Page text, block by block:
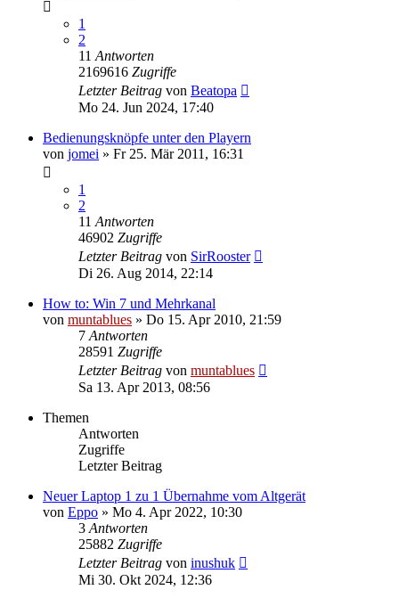
1
2
11 Antworten
2169616 Zugriffe
Letzter Beitrag von Beatopa
Mo 24. Jun 2024, 17:40
Bedienungsknöpfe unter den Playern
von jomei » Fr 25. Mär 2011, 16:31
1
2
11 Antworten
46902 Zugriffe
Letzter Beitrag von SirRooster
Di 26. Aug 2014, 22:14
How to: Win 7 und Mehrkanal
von muntablues » Do 15. Apr 2010, 21:59
7 Antworten
28591 Zugriffe
Letzter Beitrag von muntablues
Sa 13. Apr 2013, 08:56
Themen
Antworten
Zugriffe
Letzter Beitrag
Neuer Laptop 1 zu 1 Übernahme vom Altgerät
von Eppo » Mo 4. Apr 2022, 10:30
3 Antworten
25882 Zugriffe
Letzter Beitrag von inushuk
Mi 30. Okt 2024, 12:36